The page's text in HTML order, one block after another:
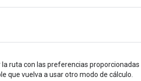
ruta con las preferencias proporcionadas
que vuelva a usar otro modo de cálculo.